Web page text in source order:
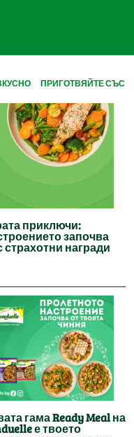
ПРИГОТВЯЙТЕ СЪС
приключи:
започва
страхотни награди
гама Ready Meal на
е твоето